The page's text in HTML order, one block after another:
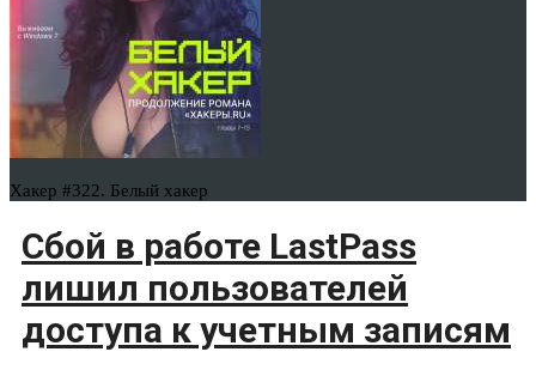
Хакер #322. Белый хакер
Сбой в работе LastPass
лишил пользователей
доступа к учетным записям